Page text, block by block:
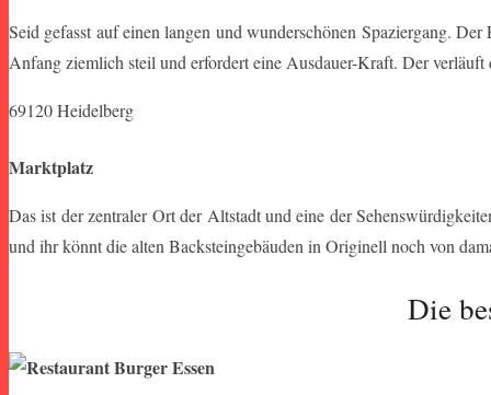
Seid gefasst auf einen langen und wunderschönen Spaziergang.
Anfang ziemlich steil und erfordert eine Ausdauer-Kraft. Der
69120 Heidelberg
Marktplatz
Das ist der zentraler Ort der Altstadt und eine der
und ihr könnt die alten Backsteingebäuden in Originell noch von
Die